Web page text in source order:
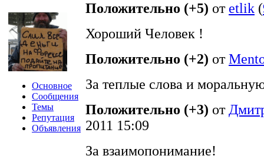
Основное
Сообщения
Темы
Репутация
Объявления
Положительно (+5) от etlik (
Хороший Человек !
Положительно (+2) от
За теплые слова и
Положительно (+3) от
2011 15:09
За взаимопонимание!